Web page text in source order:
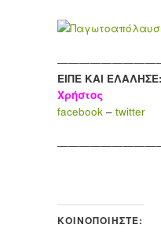
ΕΙΠΕ ΚΑΙ ΕΛΑΛΗΣΕ:
Χρήστος
facebook – twitter
ΚΟΙΝΟΠΟΙΉΣΤΕ: